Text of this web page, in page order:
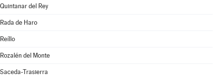
Quintanar del Rey
Rada de Haro
Reíllo
Rozalén del Monte
Saceda-Trasierra